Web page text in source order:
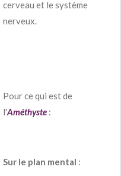
cerveau et le système
nerveux.
Pour ce qui est de
l'Améthyste :
Sur le plan mental :